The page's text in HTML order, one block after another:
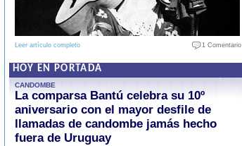
Leer artículo completo 1 Comentario
HOY EN PORTADA
CANDOMBE
La comparsa Bantú celebra su 10º
aniversario con el mayor desfile de
llamadas de candombe jamás hecho
fuera de Uruguay